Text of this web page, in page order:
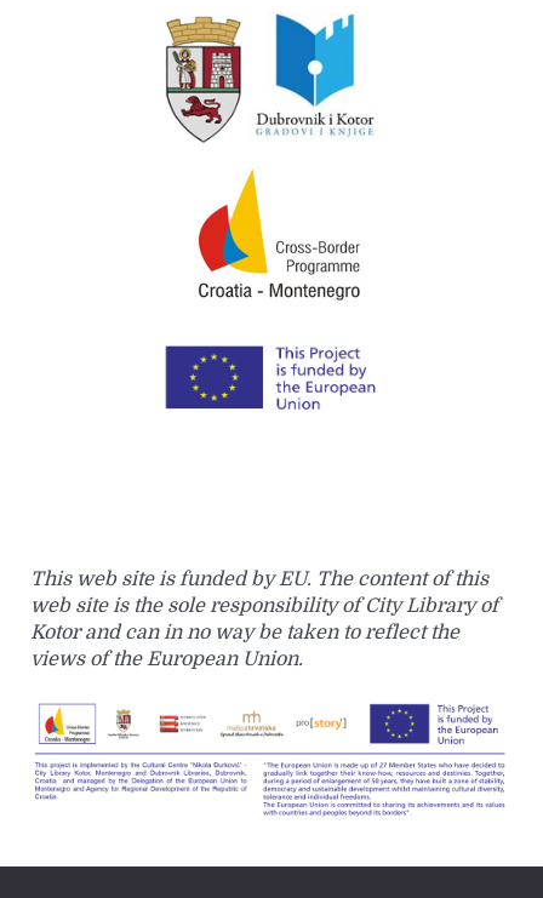
This web site is funded by EU. The content of this
web site is the sole responsibility of City Library of
Kotor and can in no way be taken to reflect the
views of the European Union.